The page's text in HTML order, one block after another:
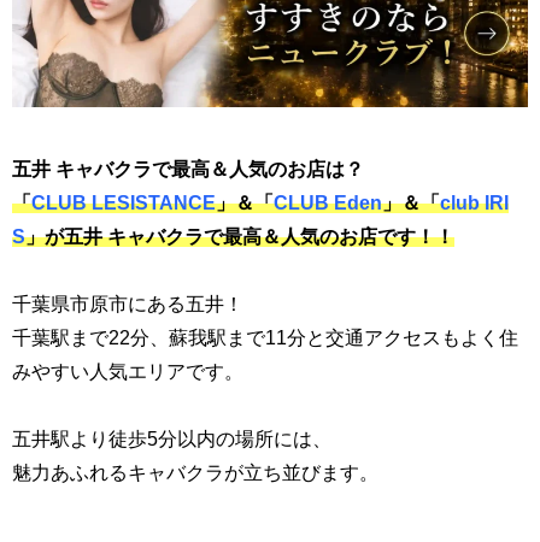
五井 キャバクラで最高＆人気のお店は？
「CLUB LESISTANCE」＆「CLUB Eden」＆「club IRI
S」が五井 キャバクラで最高＆人気のお店です！！
千葉県市原市にある五井！
千葉駅まで22分、蘇我駅まで11分と交通アクセスもよく住
みやすい人気エリアです。
五井駅より徒歩5分以内の場所には、
魅力あふれるキャバクラが立ち並びます。